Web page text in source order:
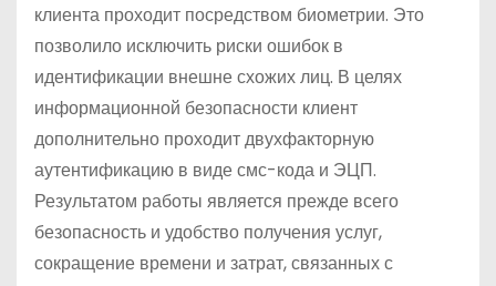
клиента проходит посредством биометрии. Это
позволило исключить риски ошибок в
идентификации внешне схожих лиц. В целях
информационной безопасности клиент
дополнительно проходит двухфакторную
аутентификацию в виде смс-кода и ЭЦП.
Результатом работы является прежде всего
безопасность и удобство получения услуг,
сокращение времени и затрат, связанных с